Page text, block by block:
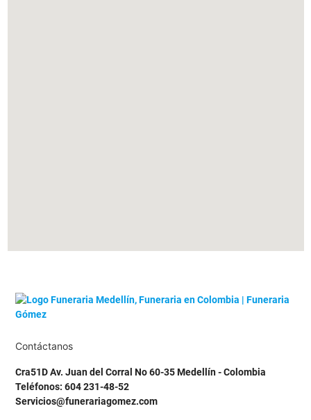
Contáctanos
Cra51D Av. Juan del Corral No 60-35 Medellín - Colombia
Teléfonos: 604 231-48-52
Servicios@funerariagomez.com